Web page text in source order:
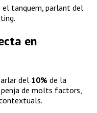
el tanquem, parlant del
en
del 10% de la
de molts factors,